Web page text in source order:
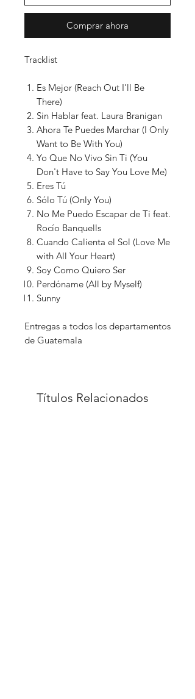
Comprar ahora
Tracklist
Es Mejor (Reach Out I'll Be
There)
Sin Hablar feat. Laura Branigan
Ahora Te Puedes Marchar (I Only
Want to Be With You)
Yo Que No Vivo Sin Ti (You
Don't Have to Say You Love Me)
Eres Tú
Sólo Tú (Only You)
No Me Puedo Escapar de Ti feat.
Rocío Banquells
Cuando Calienta el Sol (Love Me
with All Your Heart)
Soy Como Quiero Ser
Perdóname (All by Myself)
Sunny
Entregas a todos los departamentos
de Guatemala
Títulos Relacionados